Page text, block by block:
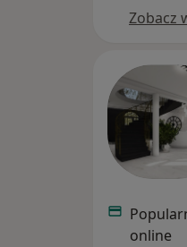
Zobacz
online